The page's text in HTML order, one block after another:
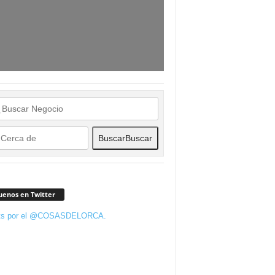
BuscarBuscar
en Twitter
por el @COSASDELORCA.